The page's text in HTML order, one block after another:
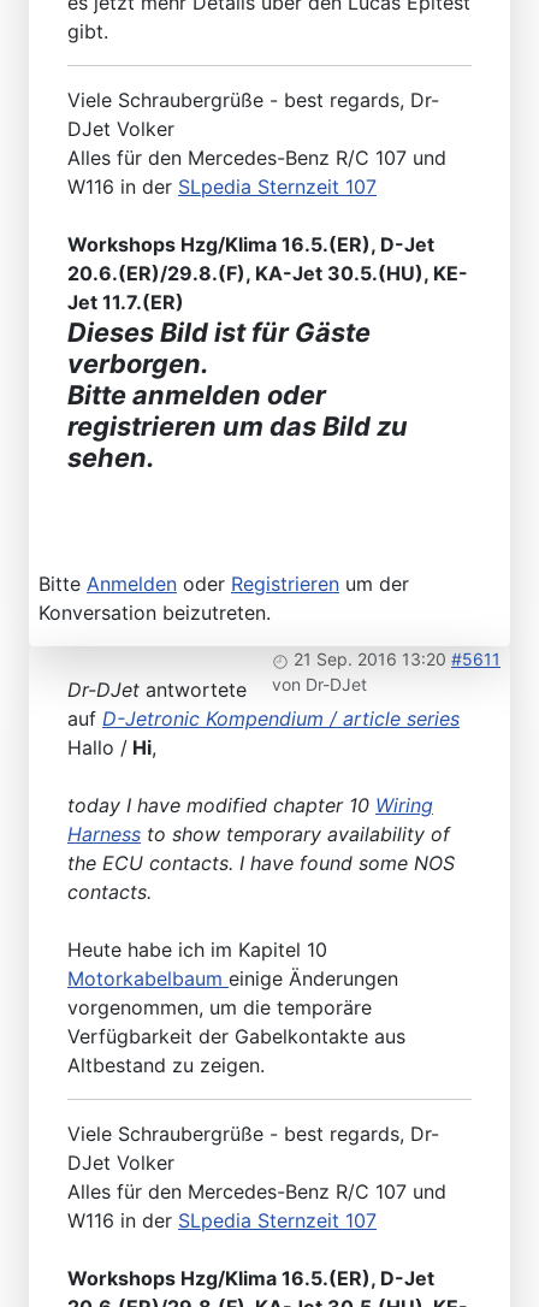
gibt.
Viele Schraubergrüße - best regards, Dr-
DJet Volker
Alles für den Mercedes-Benz R/C 107 und
W116 in der SLpedia Sternzeit 107
Workshops Hzg/Klima 16.5.(ER), D-Jet
20.6.(ER)/29.8.(F), KA-Jet 30.5.(HU), KE-
Jet 11.7.(ER)
Dieses Bild ist für Gäste
verborgen.
Bitte anmelden oder
registrieren um das Bild zu
sehen.
Bitte Anmelden oder Registrieren um der
Konversation beizutreten.
21 Sep. 2016 13:20 #5611
von Dr-DJet
Dr-DJet antwortete
auf D-Jetronic Kompendium / article series
Hallo / Hi,
today I have modified chapter 10 Wiring
Harness to show temporary availability of
the ECU contacts. I have found some NOS
contacts.
Heute habe ich im Kapitel 10
Motorkabelbaum einige Änderungen
vorgenommen, um die temporäre
Verfügbarkeit der Gabelkontakte aus
Altbestand zu zeigen.
Viele Schraubergrüße - best regards, Dr-
DJet Volker
Alles für den Mercedes-Benz R/C 107 und
W116 in der SLpedia Sternzeit 107
Workshops Hzg/Klima 16.5.(ER), D-Jet